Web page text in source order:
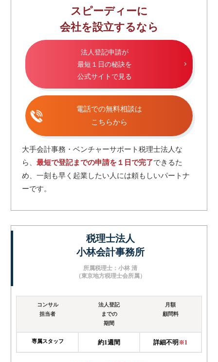
スピーディーに
会社を設立するなら
法人登記申請が
最短１日の秘訣を
公式サイトで見る
電話での無料相談は
こちらから
大手会計事務・ベンチャーサポート税理士法人な
ら、 最短で登記までの申請を１日で完了できるた
め、一刻も早く起業したい人には頼もしいパートナ
ーです。
税理士法人
小林会計事務所
所属税理士：小林 清
（東京地方税理士会所属）
コンサル
担当者
法人登記
までの
期間
月額
顧問料
専属スタッフ 約1週間 詳細不明※1